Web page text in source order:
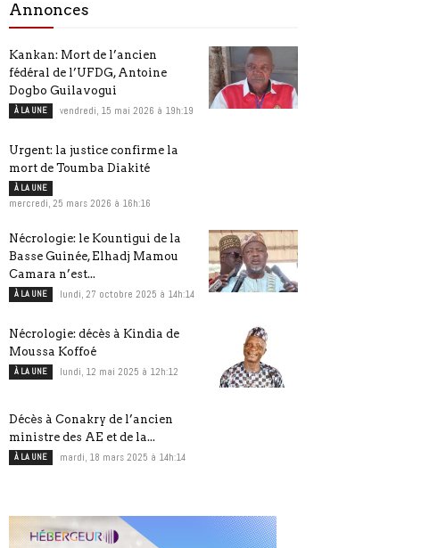
Annonces
Kankan: Mort de l’ancien
fédéral de l’UFDG, Antoine
Dogbo Guilavogui
À LA UNE vendredi, 15 mai 2026 à 19h:19
Urgent: la justice confirme la
mort de Toumba Diakité
À LA UNE
mercredi, 25 mars 2026 à 16h:16
Nécrologie: le Kountigui de la
Basse Guinée, Elhadj Mamou
Camara n’est...
À LA UNE lundi, 27 octobre 2025 à 14h:14
Nécrologie: décès à Kindia de
Moussa Koffoé
À LA UNE lundi, 12 mai 2025 à 12h:12
Décès à Conakry de l’ancien
ministre des AE et de la...
À LA UNE mardi, 18 mars 2025 à 14h:14